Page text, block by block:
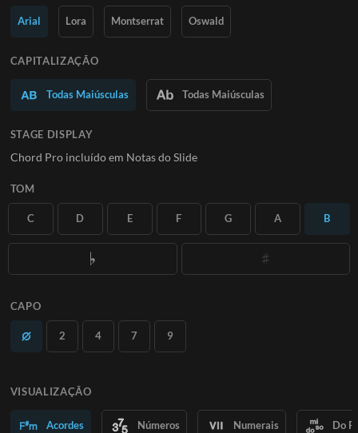
Saiba Mais
Arial Lora Montserrat Oswald
CAPITALIZAÇÃO
Todas Maiúsculas Todas Maiúsculas
STAGE DISPLAY
Chord Pro incluído em Notas do Slide
TOM
C D E F G A B
CAPO
2 4 7 9
VISUALIZAÇÃO
Acordes Números Numerais Do